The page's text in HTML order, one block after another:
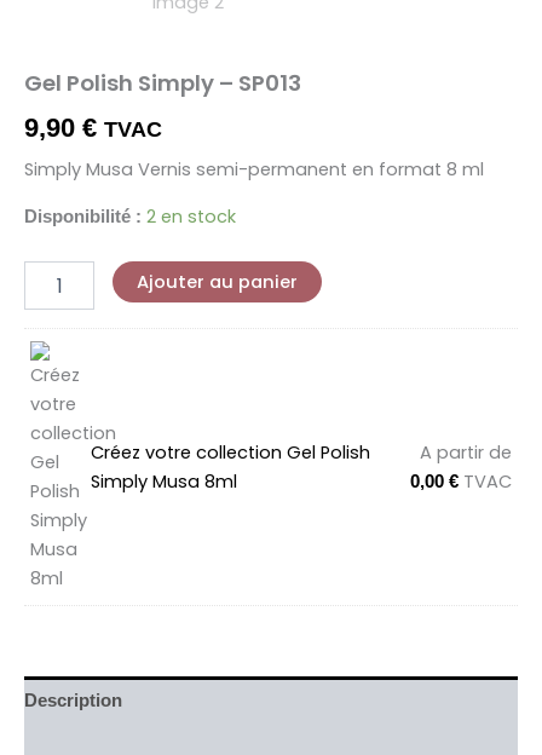
Gel Polish Simply – SP013
9,90 € TVAC
Simply Musa Vernis semi-permanent en format 8 ml
Disponibilité : 2 en stock
Ajouter au panier
Créez votre collection Gel Polish
Simply Musa 8ml
A partir de
0,00 € TVAC
Description